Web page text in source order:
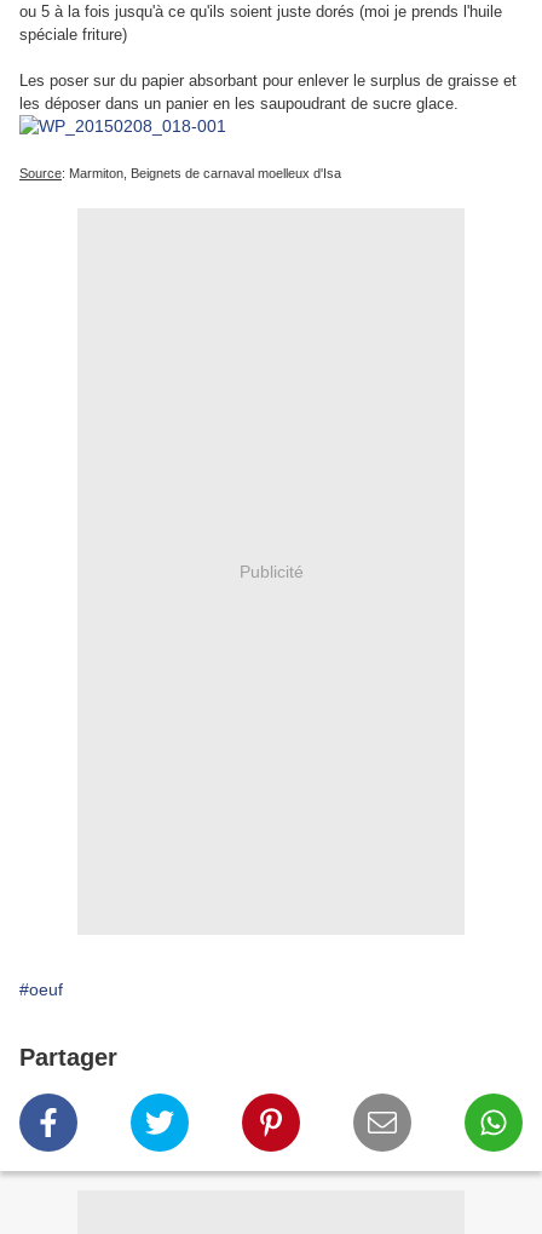
ou 5 à la fois jusqu'à ce qu'ils soient juste dorés (moi je prends l'huile
spéciale friture)
Les poser sur du papier absorbant pour enlever le surplus de graisse et
les déposer dans un panier en les saupoudrant de sucre glace.
Source: Marmiton, Beignets de carnaval moelleux d'Isa
Publicité
#oeuf
Partager